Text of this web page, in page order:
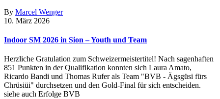
By Marcel Wenger
10. März 2026
Indoor SM 2026 in Sion – Youth und Team
Herzliche Gratulation zum Schweizermeistertitel! Nach sagenhaften
851 Punkten in der Qualifikation konnten sich Laura Amato,
Ricardo Bandi und Thomas Rufer als Team "BVB - Ägsgüsi fürs
Chrüsiüi" durchsetzen und den Gold-Final für sich entscheiden.
siehe auch Erfolge BVB